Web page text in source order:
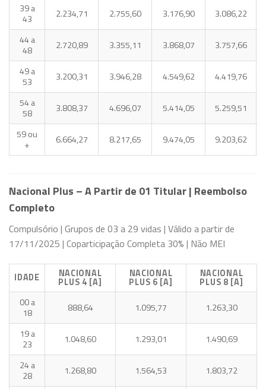
39 a
43
2.234,71 2.755,60 3.176,90 3.086,22
44 a
48
2.720,89 3.355,11 3.868,07 3.757,66
49 a
53
3.200,31 3.946,28 4.549,62 4.419,76
54 a
58
3.808,37 4.696,07 5.414,05 5.259,51
59 ou
+
6.664,27 8.217,65 9.474,05 9.203,62
Nacional Plus – A Partir de 01 Titular | Reembolso
Completo
Compulsório | Grupos de 03 a 29 vidas | Válido a partir de
17/11/2025 | Coparticipação Completa 30% | Não MEI
IDADE NACIONAL
PLUS 4 [A]
NACIONAL
PLUS 6 [A]
NACIONAL
PLUS 8 [A]
00 a
18
888,64 1.095,77
1.263,30
19 a
23
1.048,60 1.293,01
1.490,69
24 a
28
1.268,80 1.564,53
1.803,72